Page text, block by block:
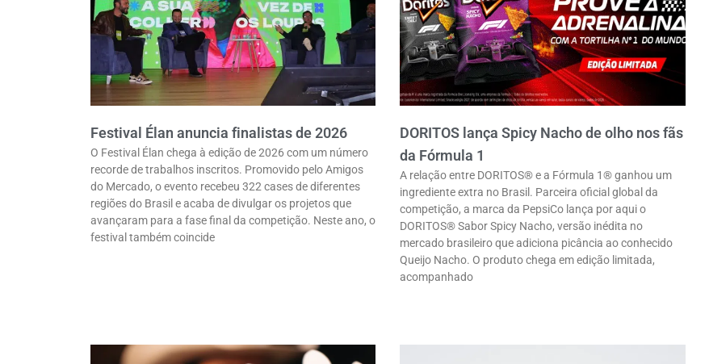
Festival Élan anuncia finalistas de 2026
O Festival Élan chega à edição de 2026 com um número
recorde de trabalhos inscritos. Promovido pelo Amigos
do Mercado, o evento recebeu 322 cases de diferentes
regiões do Brasil e acaba de divulgar os projetos que
avançaram para a fase final da competição. Neste ano, o
festival também coincide
DORITOS lança Spicy Nacho de olho nos fãs
da Fórmula 1
A relação entre DORITOS® e a Fórmula 1® ganhou um
ingrediente extra no Brasil. Parceira oficial global da
competição, a marca da PepsiCo lança por aqui o
DORITOS® Sabor Spicy Nacho, versão inédita no
mercado brasileiro que adiciona picância ao conhecido
Queijo Nacho. O produto chega em edição limitada,
acompanhado